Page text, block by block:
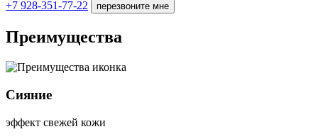
+7 928-351-77-22
перезвоните мне
Преимущества
Сияние
эффект свежей кожи